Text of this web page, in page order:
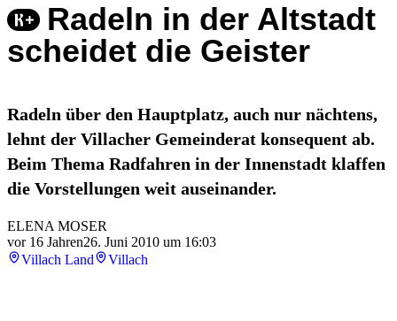
Radeln in der Altstadt
scheidet die Geister
Radeln über den Hauptplatz, auch nur nächtens,
lehnt der Villacher Gemeinderat konsequent ab.
Beim Thema Radfahren in der Innenstadt klaffen
die Vorstellungen weit auseinander.
ELENA MOSER
vor 16 Jahren26. Juni 2010 um 16:03
Villach Land
Villach